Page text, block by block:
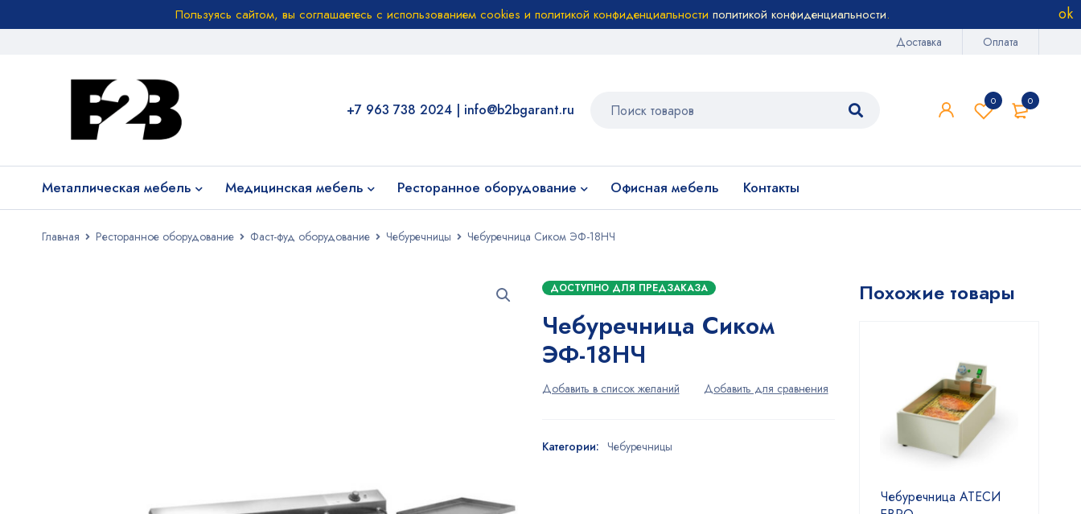
Пользуясь сайтом, вы соглашаетесь с использованием cookies и политикой конфиденциальности политикой конфиденциальности.
Доставка Оплата
0
0
+7 963 738 2024 | info@b2bgarant.ru
Металлическая мебель Медицинская мебель Ресторанное оборудование Офисная мебель Контакты
Главная Ресторанное оборудование Фаст-фуд оборудование Чебуречницы Чебуречница Сиком ЭФ-18НЧ
ДОСТУПНО ДЛЯ ПРЕДЗАКАЗА
Чебуречница Сиком
ЭФ-18НЧ
Категории: Чебуречницы
Похожие товары
Чебуречница АТЕСИ